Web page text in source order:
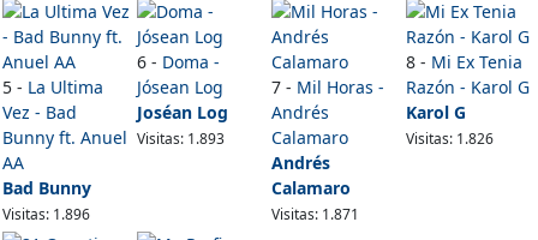
5 - La Ultima
Vez - Bad
Bunny ft. Anuel
AA
Bad Bunny
Visitas: 1.896
6 - Doma -
Jósean Log
Joséan Log
Visitas: 1.893
7 - Mil Horas -
Andrés
Calamaro
Andrés
Calamaro
Visitas: 1.871
8 - Mi Ex Tenia
Razón - Karol G
Karol G
Visitas: 1.826